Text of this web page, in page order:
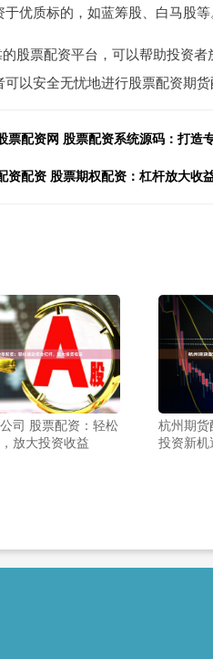
优质标的，如蓝筹股、白马股
股票配资平台，可以帮助投资
可以安全无忧地进行股票配资期
票配资网 股票配资系统源码：打造
资配资 股票期权配资：杠杆放大收
司 股票配资：轻松
放大投资收益
杭州期
投资新